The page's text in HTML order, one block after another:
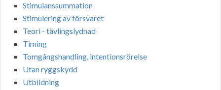
Stimulanssummation
Stimulering av försvaret
Teori - tävlingslydnad
Timing
Tomgångshandling, intentionsrörelse
Utan ryggskydd
Utbildning